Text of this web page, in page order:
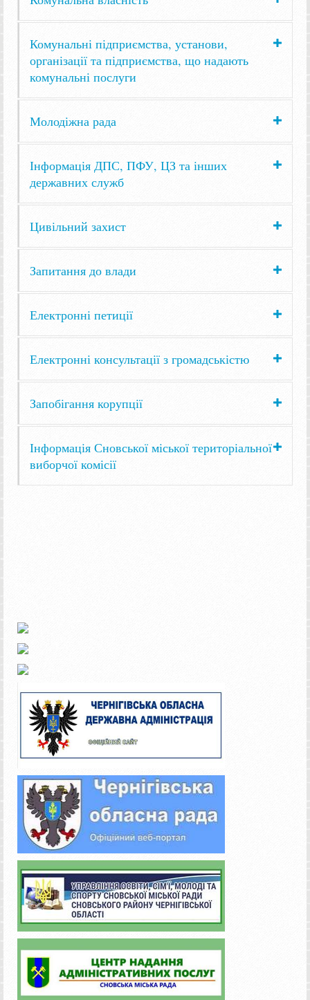
Комунальні підприємства, установи,
організації та підприємства, що надають
комунальні послуги
Молодіжна рада
Інформація ДПС, ПФУ, ЦЗ та інших
державних служб
Цивільний захист
Запитання до влади
Електронні петиції
Електронні консультації з громадськістю
Запобігання корупції
Інформація Сновської міської територіальної
виборчої комісії